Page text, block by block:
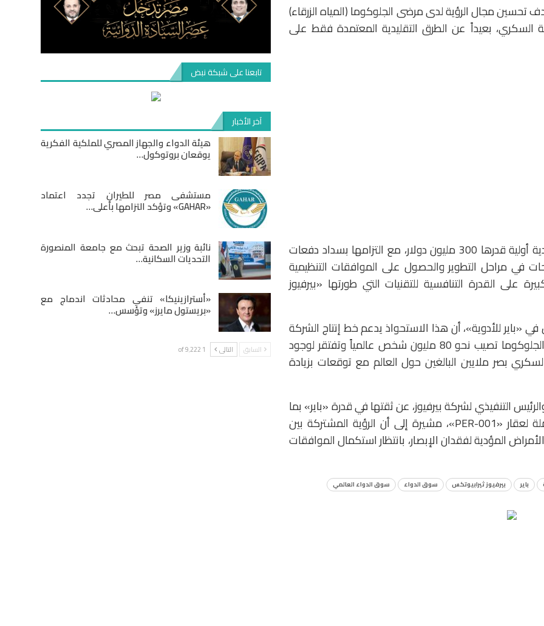
تحسين مجال الرؤية لدى مرضى الجلوكوما (المياه الزرقاء)
السكري، بعيداً عن الطرق التقليدية المعتمدة فقط على
وتتضمن البنود المالية للاتفاقية سداد «باير» لدفعة نقدية أولية قدرها 300 مليون دولار، مع التزامها بسداد دفعات
بتحقيق نجاحات في مراحل التطوير والحصول على الموافقات التنظيمية
على القدرة التنافسية للتقنيات التي طورتها «بيرفيوز
«باير للأدوية»، أن هذا الاستحواذ يدعم خط إنتاج الشركة
بعلاجات ضرورية تلبي احتياجات طبية ملحة، خاصة وأن الجلوكوما تصيب نحو 80 مليون شخص عالمياً وتفتقر لوجود
بصر ملايين البالغين حول العالم مع توقعات بزيادة
التنفيذي لشركة بيرفيوز، عن ثقتها في قدرة «باير» بما
تمتلكه من موارد عالمية على إطلاق الإمكانات الكاملة لعقار «PER-001»، مشيرة إلى أن الرؤية المشتركة بين
المؤدية لفقدان الإبصار، بانتظار استكمال الموافقات
باير بيرفيوز ثيرابيوتكس سوق الدواء سوق الدواء العالمي
تابعنا على شبكة نبض
آخر الأخبار
هيئة الدواء والجهاز المصري للملكية الفكرية
يوقعان بروتوكول…
مستشفى مصر للطيران تجدد اعتماد
«GAHAR» وتؤكد التزامها بأعلى…
نائبة وزير الصحة تبحث مع جامعة المنصورة
التحديات السكانية…
«أسترازينيكا» تنفي محادثات اندماج مع
«بريستول مايرز» وتؤسس…
السابق التالى 1 of 9٬222